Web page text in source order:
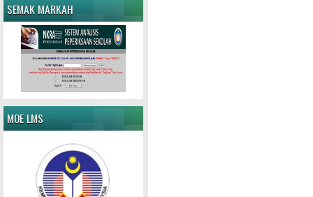
SEMAK MARKAH
MOE LMS